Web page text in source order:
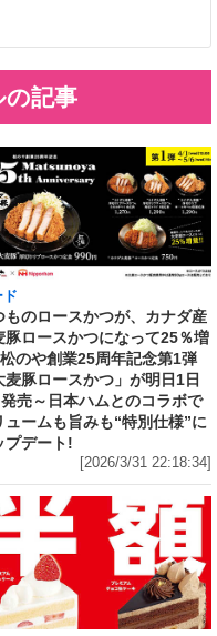
の記事
ド
ものロースかつが、カナダ産
豚ロースかつになって25％増
のや創業25周年記念第1弾
麦豚ロースかつ」が明日1日
売～日本ハムとのコラボで
ュームも旨みも“特別仕様”に
プデート!
[2026/3/31 22:18:34]